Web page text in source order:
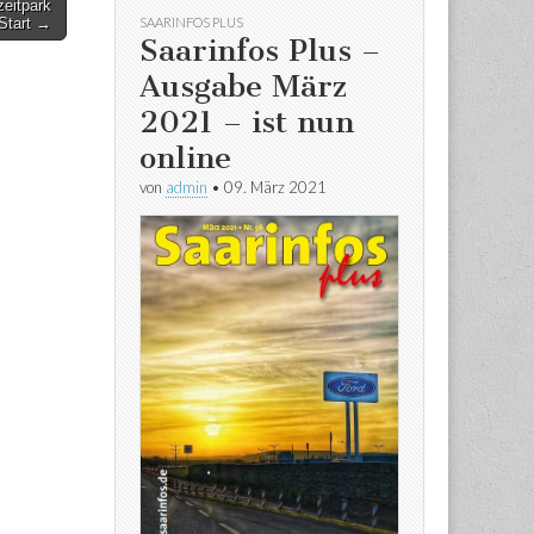
→
SAARINFOS PLUS
Saarinfos Plus –
Ausgabe März
2021 – ist nun
online
von admin • 09. März 2021